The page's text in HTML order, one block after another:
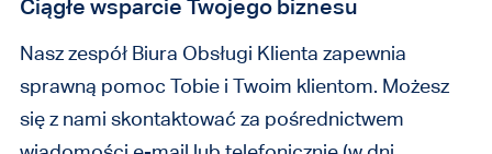
Ciągłe wsparcie Twojego biznesu
Nasz zespół Biura Obsługi Klienta zapewnia
sprawną pomoc Tobie i Twoim klientom. Możesz
się z nami skontaktować za pośrednictwem